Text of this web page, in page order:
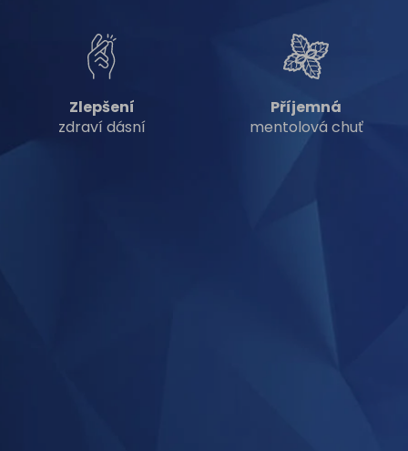
Zlepšení
zdraví dásní
Příjemná
mentolová chuť